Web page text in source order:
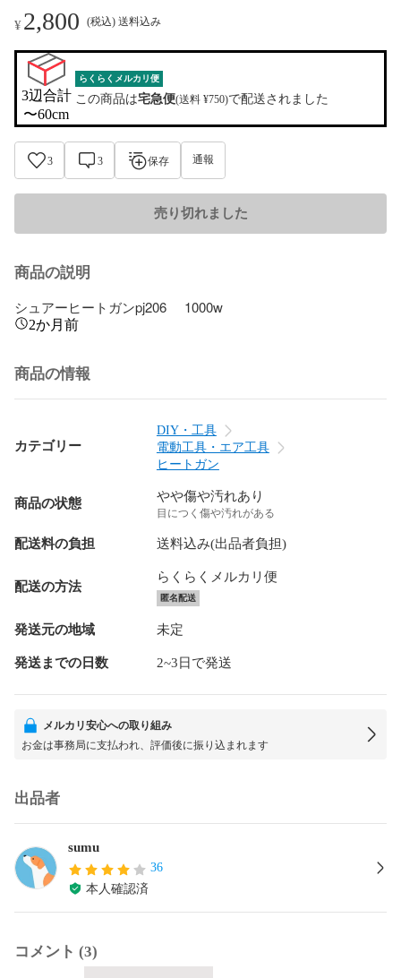
¥2,800 (税込) 送料込み
3辺合計
〜60cm
らくらくメルカリ便
この商品は宅急便(送料 ¥750)で配送されました
3 3 保存 通報
売り切れました
商品の説明
シュアーヒートガンpj206     1000w
2か月前
商品の情報
カテゴリー
DIY・工具
電動工具・エア工具
ヒートガン
商品の状態 やや傷や汚れあり
目につく傷や汚れがある
配送料の負担 送料込み(出品者負担)
配送の方法
らくらくメルカリ便
匿名配送
発送元の地域 未定
発送までの日数 2~3日で発送
メルカリ安心への取り組み
お金は事務局に支払われ、評価後に振り込まれます
出品者
sumu
36
本人確認済
コメント (3)